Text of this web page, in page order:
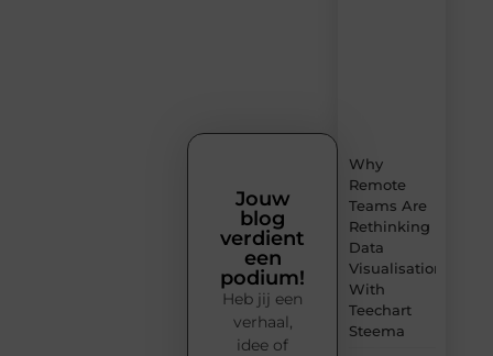
Why
Remote
Teams Are
Rethinking
Data
Visualisation
With
Teechart
Steema
Jouw
blog
verdient
een
podium!
Heb jij een
verhaal,
idee of